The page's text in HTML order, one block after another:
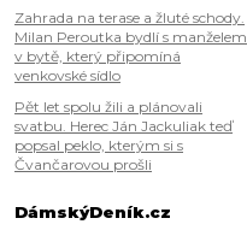
Zahrada na terase a žluté schody.
Milan Peroutka bydlí s manželem
v bytě, který připomíná
venkovské sídlo
Pět let spolu žili a plánovali
svatbu. Herec Ján Jackuliak teď
popsal peklo, kterým si s
Čvančarovou prošli
DámskýDeník.cz